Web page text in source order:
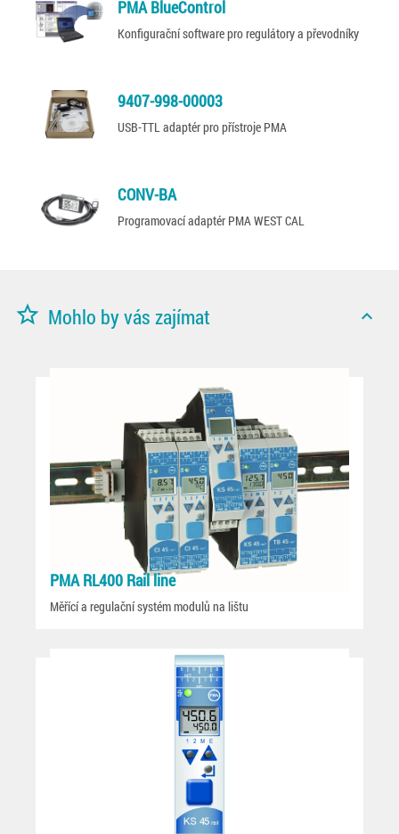
PMA BlueControl
Konfigurační software pro regulátory a převodníky
9407-998-00003
USB-TTL adaptér pro přístroje PMA
CONV-BA
Programovací adaptér PMA WEST CAL
star_border Mohlo by vás zajímat expand_less
PMA RL400 Rail line
Měřící a regulační systém modulů na lištu